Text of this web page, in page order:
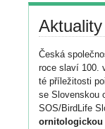
Aktuality
Česká
roce slaví 100.
té příležitosti
se Slovenskou
SOS/BirdLife
ornitologickou